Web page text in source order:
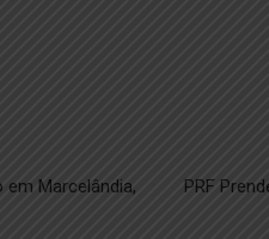
Marcelândia,
PRF